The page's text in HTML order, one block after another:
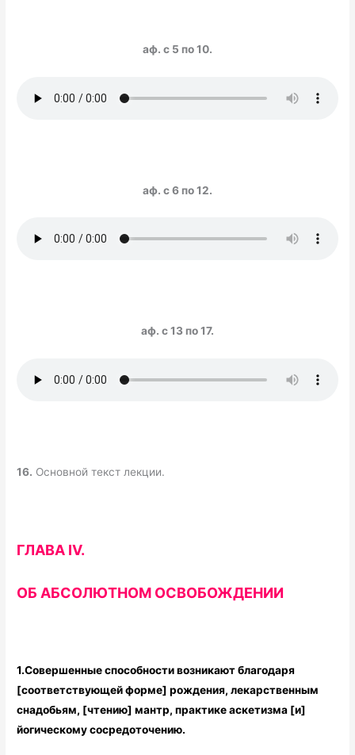
аф. с 5 по 10.
аф. с 6 по 12.
аф. с 13 по 17.
16. Основной текст лекции.
ГЛАВА IV.
ОБ АБСОЛЮТНОМ ОСВОБОЖДЕНИИ
1.Совершенные способности возникают благодаря
[соответствующей форме] рождения, лекарственным
снадобьям, [чтению] мантр, практике аскетизма [и]
йогическому сосредоточению.